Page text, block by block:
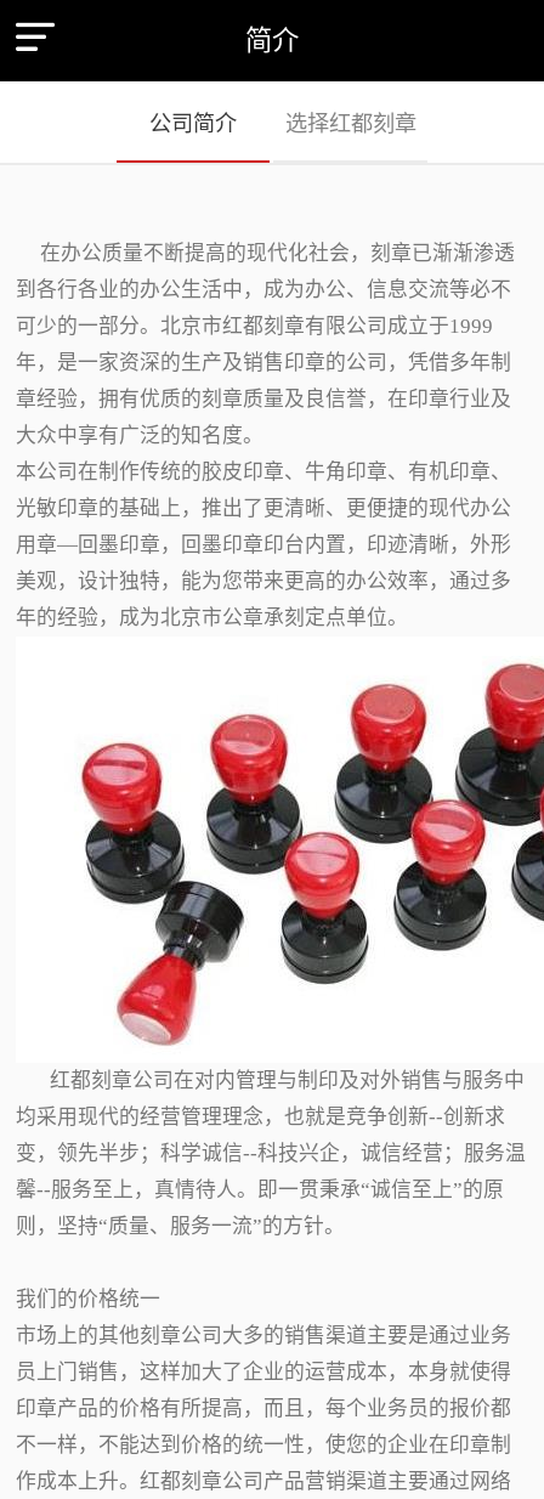
简介
公司简介 选择红都刻章
在办公质量不断提高的现代化社会，刻章已渐渐渗透
到各行各业的办公生活中，成为办公、信息交流等必不
可少的一部分。北京市红都刻章有限公司成立于1999
年，是一家资深的生产及销售印章的公司，凭借多年制
章经验，拥有优质的刻章质量及良信誉，在印章行业及
大众中享有广泛的知名度。
本公司在制作传统的胶皮印章、牛角印章、有机印章、
光敏印章的基础上，推出了更清晰、更便捷的现代办公
用章—回墨印章，回墨印章印台内置，印迹清晰，外形
美观，设计独特，能为您带来更高的办公效率，通过多
年的经验，成为北京市公章承刻定点单位。
红都刻章公司在对内管理与制印及对外销售与服务中
均采用现代的经营管理理念，也就是竞争创新--创新求
变，领先半步；科学诚信--科技兴企，诚信经营；服务温
馨--服务至上，真情待人。即一贯秉承“诚信至上”的原
则，坚持“质量、服务一流”的方针。
我们的价格统一
市场上的其他刻章公司大多的销售渠道主要是通过业务
员上门销售，这样加大了企业的运营成本，本身就使得
印章产品的价格有所提高，而且，每个业务员的报价都
不一样，不能达到价格的统一性，使您的企业在印章制
作成本上升。红都刻章公司产品营销渠道主要通过网络